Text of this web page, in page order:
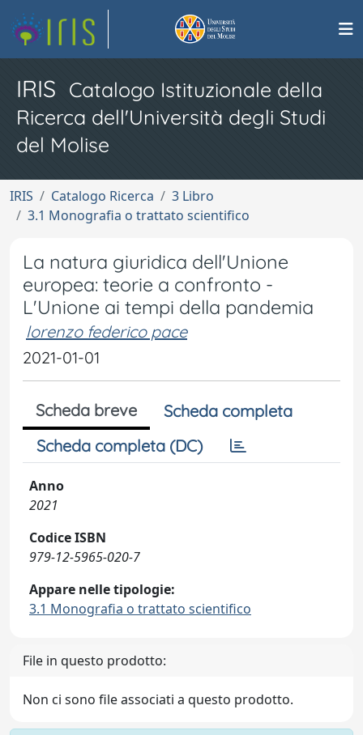
IRIS Catalogo Istituzionale della
Ricerca dell'Università degli Studi
del Molise
IRIS Catalogo Ricerca
3 Libro
3.1 Monografia o trattato scientifico
La natura giuridica dell'Unione
europea: teorie a confronto -
L'Unione ai tempi della pandemia
lorenzo federico pace
2021-01-01
Scheda breve
Scheda completa
Scheda completa (DC)
Anno
2021
Codice ISBN
979-12-5965-020-7
Appare nelle tipologie:
3.1 Monografia o trattato scientifico
File in questo prodotto:
Non ci sono file associati a questo prodotto.